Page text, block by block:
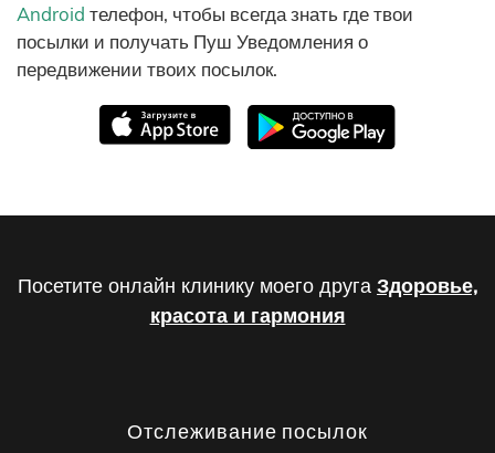
Android телефон, чтобы всегда знать где твои
посылки и получать Пуш Уведомления о
передвижении твоих посылок.
Посетите онлайн клинику моего друга Здоровье,
красота и гармония
Отслеживание посылок